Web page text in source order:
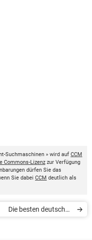
Suchmaschinen » wird auf CCM
Commons-Lizenz zur Verfügung
dürfen Sie das
Sie dabei CCM deutlich als
Die besten deutschen